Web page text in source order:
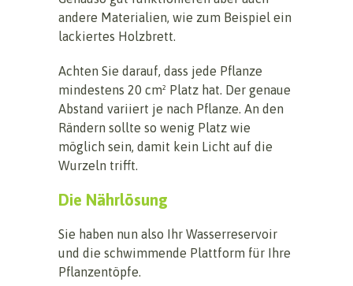
andere Materialien, wie zum Beispiel ein
lackiertes Holzbrett.
Achten Sie darauf, dass jede Pflanze
mindestens 20 cm² Platz hat. Der genaue
Abstand variiert je nach Pflanze. An den
Rändern sollte so wenig Platz wie
möglich sein, damit kein Licht auf die
Wurzeln trifft.
Die Nährlösung
Sie haben nun also Ihr Wasserreservoir
und die schwimmende Plattform für Ihre
Pflanzentöpfe.